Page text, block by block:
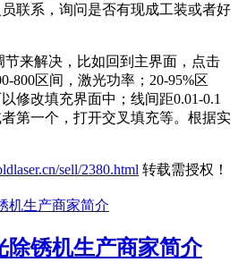
联系，询问是否有现成工装或者好
节来解决，比如回到主界面，点击
800区间，激光功率；20-95%区
修改填充界面中；线间距0.01-0.1
第一个，打开交叉填充等。根据实
sell/2380.html 转载需授权！
除锈机生产商家简介